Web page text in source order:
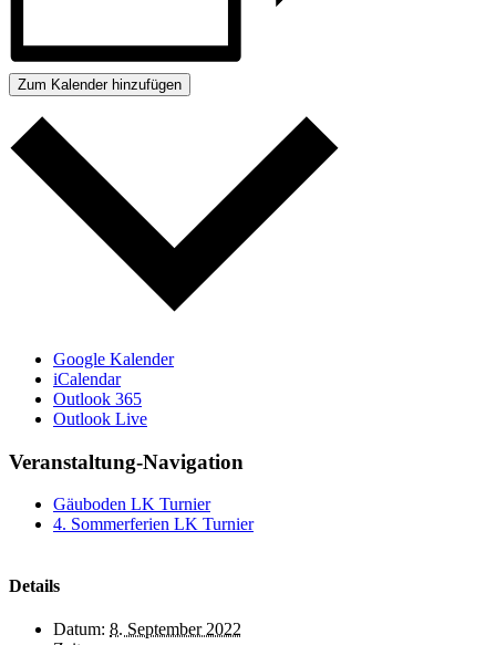
Zum Kalender hinzufügen
Google Kalender
iCalendar
Outlook 365
Outlook Live
Veranstaltung-Navigation
Gäuboden LK Turnier
4. Sommerferien LK Turnier
Details
Datum: 8. September 2022